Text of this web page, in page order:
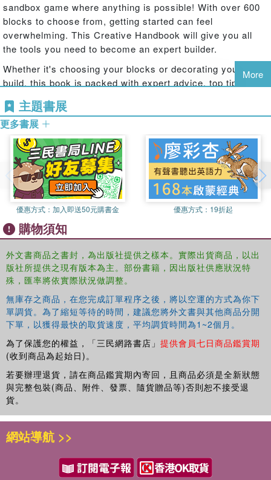
sandbox game where anything is possible! With over 600
blocks to choose from, getting started can feel
overwhelming. This Creative Handbook will give you all
the tools you need to become an expert builder.
Whether it's choosing your blocks or decorating your
build, this book is packed with expert advice, top tips and
level. Read how to plan builds, create colour palettes, use
effective lighting and much more. This book also features
advice from pro build teams and YouTubers, and includes
step-by-step builds to complete in-game.
With so much to explore, there's sure to be something for
‘crafters of every level. Try our indispensable handbooks
for your Minecraft journey:Minecraft Redstone Handbook
978 0008495992Minecraft Survival Handbook 978
0755503452Minecraft Combat Handbook 978
0755500420Minecraft Explorers Handbook
9780008608507Minecraft Legends Handbook 978
0008595012 Brilliant books full of inspiration:Minecraft Bite
Size Builds: 978 0755500406Minecraft Amazing Bite Size
Builds: 978 0008495954Minecraft Super Bite Size Builds
978 0008534127Minecraft Epic Inventions 978
0008496012Minecraft Epic Bases: 978 1405296472
Perfect Gifts:Minecraft Maps 978 1405294546Minecraft
Blockopedia 978 0755500390 Sticker, humour and
1405288552Minecraft Sticker Adventure Treasure Hunt
978 0755503582Minecraft Sticker Adventure Mobs Attack
978 0008533953Minecraft Joke Book 978
1405295253Minecraft How to Draw 978
0008534028Minecraft Would You Rather 978
More
主題書展
更多書展
優惠方式： 加入即送50元購書金 優惠方式： 19折起
購物須知
外文書商品之書封，為出版社提供之樣本。實際出貨商品，以出
版社所提供之現有版本為主。部份書籍，因出版社供應狀況特
殊，匯率將依實際狀況做調整。
無庫存之商品，在您完成訂單程序之後，將以空運的方式為你下
單調貨。為了縮短等待的時間，建議您將外文書與其他商品分開
下單，以獲得最快的取貨速度，平均調貨時間為1~2個月。
為了保護您的權益，「三民網路書店」 提供會員七日商品鑑賞期
(收到商品為起始日)。
若要辦理退貨，請在商品鑑賞期內寄回，且商品必須是全新狀態
與完整包裝(商品、附件、發票、隨貨贈品等)否則恕不接受退
貨。
網站導航 >>